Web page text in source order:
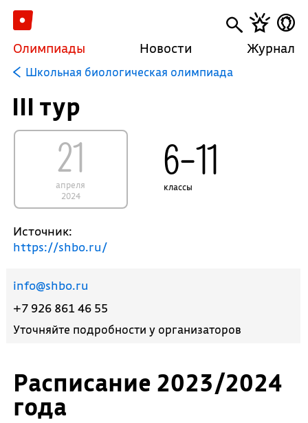
Олимпиады Новости Журнал
Школьная биологическая олимпиада
Расписание 2023/2024
года
III тур
21
апреля
2024
6–11
классы
Источник:
https://shbo.ru/
info@shbo.ru
+7 926 861 46 55
Уточняйте подробности у организаторов